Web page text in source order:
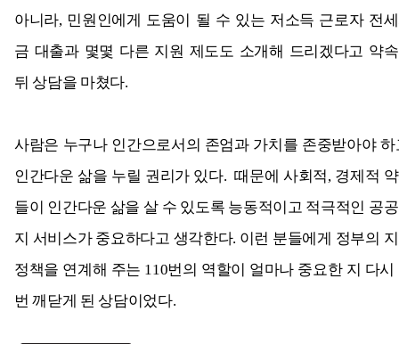
아니라, 민원인에게 도움이 될 수 있는 저소득 근로자 전
금 대출과 몇몇 다른 지원 제도도 소개해 드리겠다고 약
뒤 상담을 마쳤다.
사람은 누구나 인간으로서의 존엄과 가치를 존중받아야 하
인간다운삶을 누릴 권리가있다. 때문에 사회적, 경제적
들이 인간다운 삶을 살 수 있도록 능동적이고 적극적인 공
지 서비스가 중요하다고 생각한다. 이런 분들에게 정부의
정책을 연계해 주는 110번의 역할이 얼마나 중요한 지 다시
번 깨닫게 된 상담이었다.